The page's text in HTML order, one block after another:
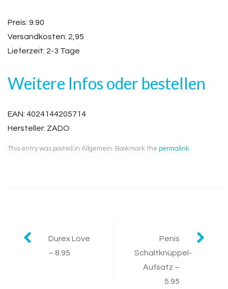
Preis: 9.90
Versandkosten: 2,95
Lieferzeit: 2-3 Tage
Weitere Infos oder bestellen
EAN: 4024144205714
Hersteller: ZADO
This entry was posted in Allgemein. Bookmark the permalink.
Post
navigation
Durex Love
– 8.95
Penis
Schaltknüppel-
Aufsatz –
5.95